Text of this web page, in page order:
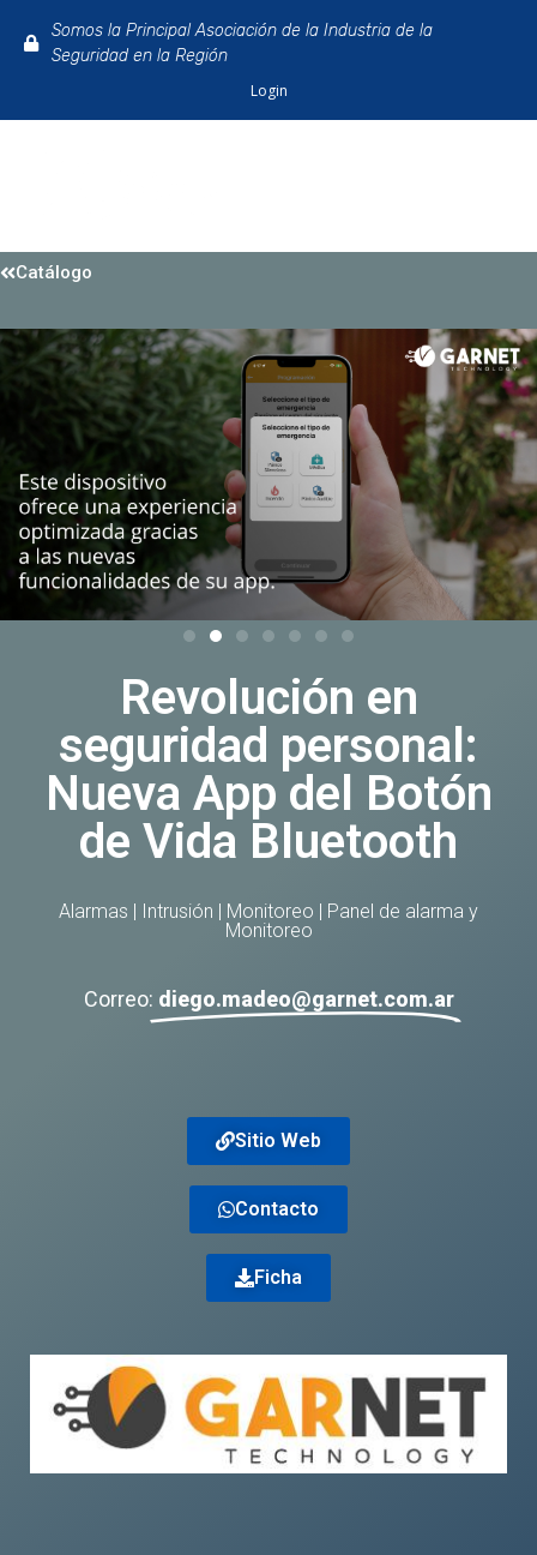
Somos la Principal Asociación de la Industria de la
Seguridad en la Región
Login
Catálogo
Revolución en
seguridad personal:
Nueva App del Botón
de Vida Bluetooth
Alarmas | Intrusión | Monitoreo | Panel de alarma y
Monitoreo
Correo: diego.madeo@garnet.com.ar
Sitio Web
Contacto
Ficha